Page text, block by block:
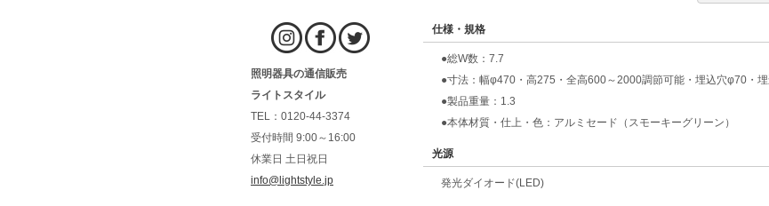
照明器具の通信販売
ライトスタイル
TEL：0120-44-3374
受付時間 9:00～16:00
休業日 土日祝日
info@lightstyle.jp
仕様・規格
●総W数：7.7
●寸法：幅φ470・高275・全高600～2000調節可能・埋込穴φ70・
●製品重量：1.3
●本体材質・仕上・色：アルミセード（スモーキーグリーン）
光源
発光ダイオード(LED)